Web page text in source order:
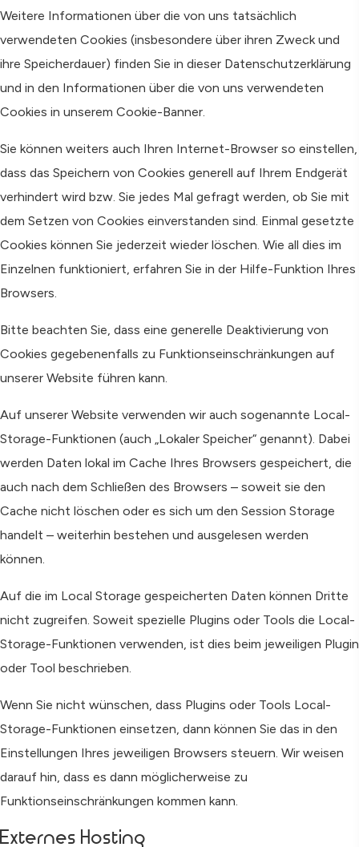
Weitere Informationen über die von uns tatsächlich
verwendeten Cookies (insbesondere über ihren Zweck und
ihre Speicherdauer) finden Sie in dieser Datenschutzerklärung
und in den Informationen über die von uns verwendeten
Cookies in unserem Cookie-Banner.
Sie können weiters auch Ihren Internet-Browser so einstellen,
dass das Speichern von Cookies generell auf Ihrem Endgerät
verhindert wird bzw. Sie jedes Mal gefragt werden, ob Sie mit
dem Setzen von Cookies einverstanden sind. Einmal gesetzte
Cookies können Sie jederzeit wieder löschen. Wie all dies im
Einzelnen funktioniert, erfahren Sie in der Hilfe-Funktion Ihres
Browsers.
Bitte beachten Sie, dass eine generelle Deaktivierung von
Cookies gegebenenfalls zu Funktionseinschränkungen auf
unserer Website führen kann.
Auf unserer Website verwenden wir auch sogenannte Local-
Storage-Funktionen (auch „Lokaler Speicher“ genannt). Dabei
werden Daten lokal im Cache Ihres Browsers gespeichert, die
auch nach dem Schließen des Browsers – soweit sie den
Cache nicht löschen oder es sich um den Session Storage
handelt – weiterhin bestehen und ausgelesen werden
können.
Auf die im Local Storage gespeicherten Daten können Dritte
nicht zugreifen. Soweit spezielle Plugins oder Tools die Local-
Storage-Funktionen verwenden, ist dies beim jeweiligen Plugin
oder Tool beschrieben.
Wenn Sie nicht wünschen, dass Plugins oder Tools Local-
Storage-Funktionen einsetzen, dann können Sie das in den
Einstellungen Ihres jeweiligen Browsers steuern. Wir weisen
darauf hin, dass es dann möglicherweise zu
Funktionseinschränkungen kommen kann.
Externes Hosting